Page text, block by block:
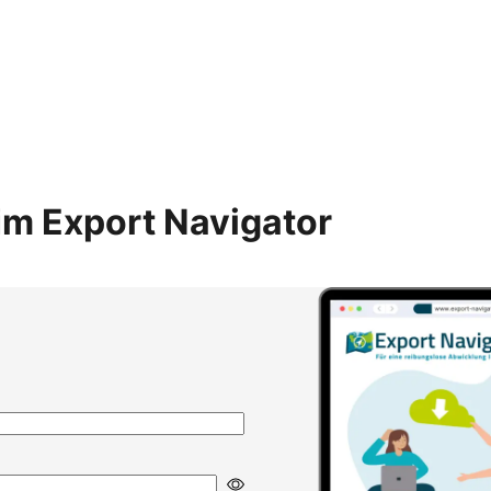
Export Navigator